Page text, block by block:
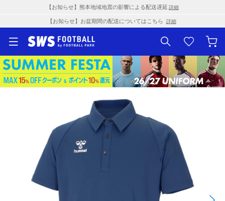
【お知らせ】熊本地域地震の影響による配送遅延 詳細
【お知らせ】お盆期間の配送についてはこちら 詳細